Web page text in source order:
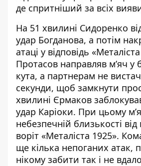
де спритніший за всіх
На 51 хвилині Сидоренко
удар Богданова, а потім
атаці у відповідь
Протасов направляв м’яч у
кута, а партнерам не
секунди, щоб замкнути
хвилині Єрмаков
удар Каріоки. При цьому
небезпечній близькості
воріт «Металіста 1925».
ще кілька непоганих атак,
нікому забити так і не